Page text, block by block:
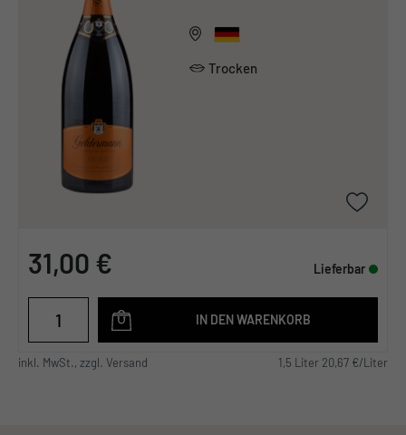
Trocken
31,00 € Lieferbar
IN DEN WARENKORB
inkl. MwSt., zzgl. Versand 1,5 Liter 20,67 €/Liter